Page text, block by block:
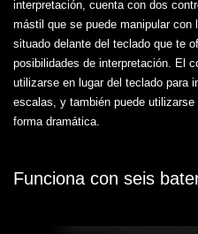
interpretación, cuenta con dos
mástil que se puede manipular con
situado delante del teclado que te
posibilidades de interpretación. El
utilizarse en lugar del teclado para
escalas, y también puede
forma dramática.
Funciona con seis